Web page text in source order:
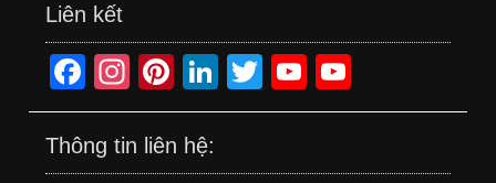
Liên kết
F
a
c
In
st
a
Pi
nt
er
Li
n
T
wi
Y
o
o
Thông tin liên hệ: